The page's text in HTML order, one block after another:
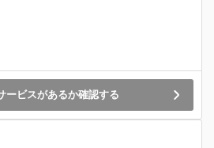
ービスがあるか確認する